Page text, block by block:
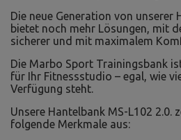
Die neue Generation von unserer
bietet noch mehr Lösungen, mit
sicherer und mit maximalem
Die Marbo Sport Trainingsbank
für Ihr Fitnessstudio – egal, wie
Verfügung steht.
Unsere Hantelbank MS-L102 2.0.
folgende Merkmale aus: